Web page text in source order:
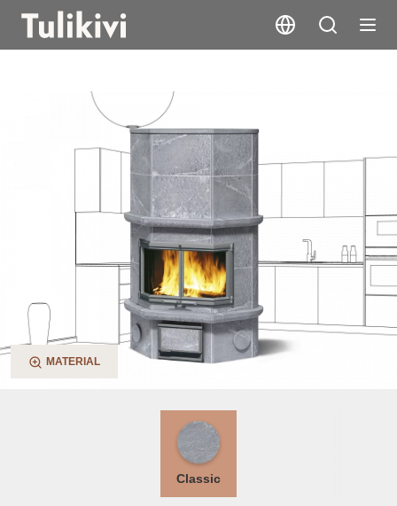
KTU1337/91
MATERIAL
Classic